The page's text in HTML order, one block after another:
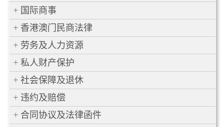
国际商事
香港澳门民商法律
劳务及人力资源
私人财产保护
社会保障及退休
违约及赔偿
合同协议及法律函件